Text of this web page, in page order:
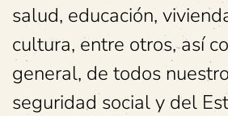
salud, educación,
cultura, entre otros, así
general, de todos
seguridad social y del